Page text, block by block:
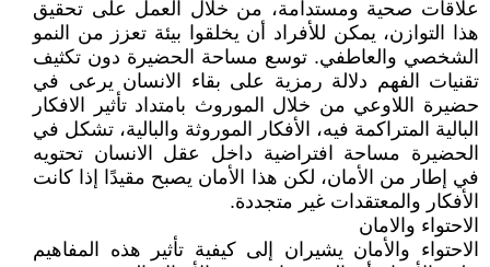
علاقات صحية ومستدامة، من خلال العمل على تحقيق
هذا التوازن، يمكن للأفراد أن يخلقوا بيئة تعزز من النمو
الشخصي والعاطفي. توسع مساحة الحضيرة دون تكثيف
تقنيات الفهم دلالة رمزية على بقاء الانسان يرعى في
حضيرة اللاوعي من خلال الموروث بامتداد تأثير الافكار
البالية المتراكمة فيه، الأفكار الموروثة والبالية، تشكل في
الحضيرة مساحة افتراضية داخل عقل الانسان تحتويه
في إطار من الأمان، لكن هذا الأمان يصبح مقيدًا إذا كانت
الأفكار والمعتقدات غير متجددة.
الاحتواء والامان
الاحتواء والأمان يشيران إلى كيفية تأثير هذه المفاهيم